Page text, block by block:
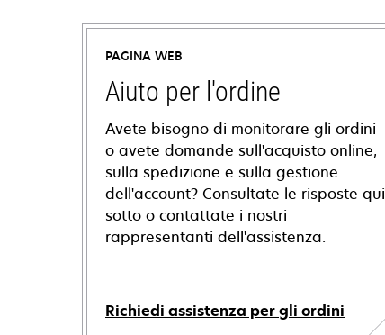
PAGINA WEB
Aiuto per l'ordine
Avete bisogno di monitorare gli ordini
o avete domande sull'acquisto online,
sulla spedizione e sulla gestione
dell'account? Consultate le risposte qui
sotto o contattate i nostri
rappresentanti dell'assistenza.
Richiedi assistenza per gli ordini